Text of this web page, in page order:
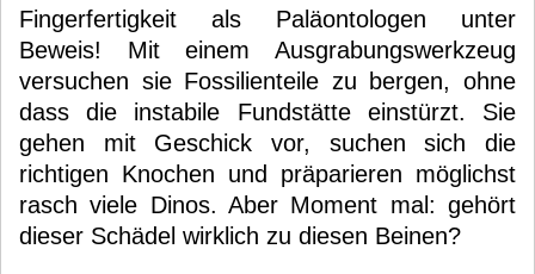
Fingerfertigkeit als Paläontologen unter
Beweis! Mit einem Ausgrabungswerkzeug
versuchen sie Fossilienteile zu bergen, ohne
dass die instabile Fundstätte einstürzt. Sie
gehen mit Geschick vor, suchen sich die
richtigen Knochen und präparieren möglichst
rasch viele Dinos. Aber Moment mal: gehört
dieser Schädel wirklich zu diesen Beinen?